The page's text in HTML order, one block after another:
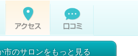
市のサロンをもっと見る